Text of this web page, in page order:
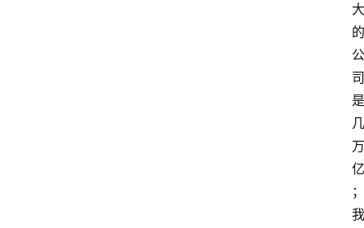
大
的
公
司
是
几
万
亿
；
我